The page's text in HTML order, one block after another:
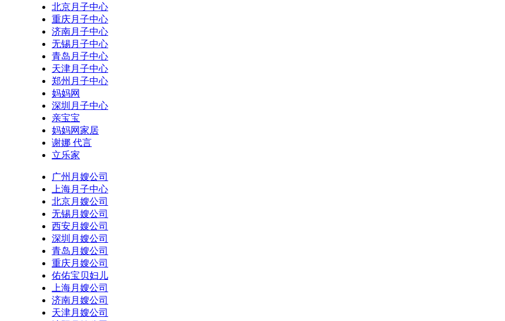
北京月子中心
重庆月子中心
济南月子中心
无锡月子中心
青岛月子中心
天津月子中心
郑州月子中心
妈妈网
深圳月子中心
亲宝宝
妈妈网家居
谢娜 代言
立乐家
广州月嫂公司
上海月子中心
北京月嫂公司
无锡月嫂公司
西安月嫂公司
深圳月嫂公司
青岛月嫂公司
重庆月嫂公司
佑佑宝贝妇儿
上海月嫂公司
济南月嫂公司
天津月嫂公司